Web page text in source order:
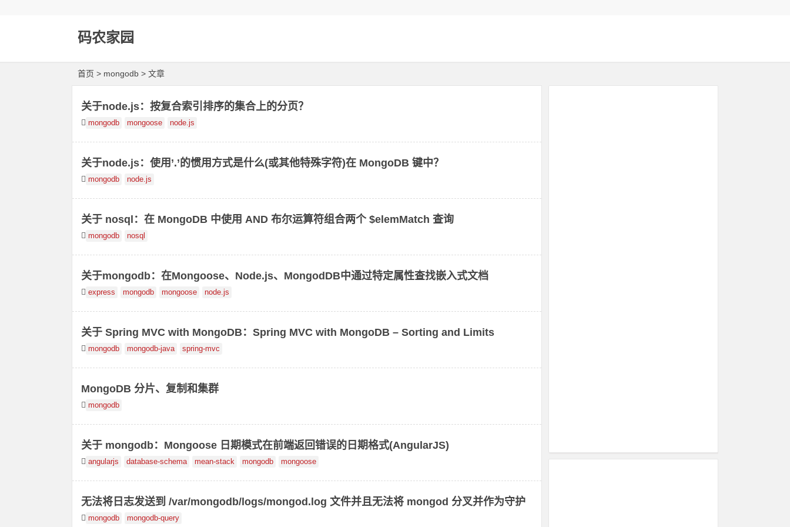
码农家园
首页 > mongodb > 文章
关于node.js：按复合索引排序的集合上的分页？
mongodb mongoose node.js
关于node.js：使用’.’的惯用方式是什么(或其他特殊字符)在 MongoDB 键中？
mongodb node.js
关于 nosql：在 MongoDB 中使用 AND 布尔运算符组合两个 $elemMatch 查询
mongodb nosql
关于mongodb：在Mongoose、Node.js、MongodDB中通过特定属性查找嵌入式文档
express mongodb mongoose node.js
关于 Spring MVC with MongoDB：Spring MVC with MongoDB – Sorting and Limits
mongodb mongodb-java spring-mvc
MongoDB 分片、复制和集群
mongodb
关于 mongodb：Mongoose 日期模式在前端返回错误的日期格式(AngularJS)
angularjs database-schema mean-stack mongodb mongoose
无法将日志发送到 /var/mongodb/logs/mongod.log 文件并且无法将 mongod 分叉并作为守护
进程运行
mongodb mongodb-query